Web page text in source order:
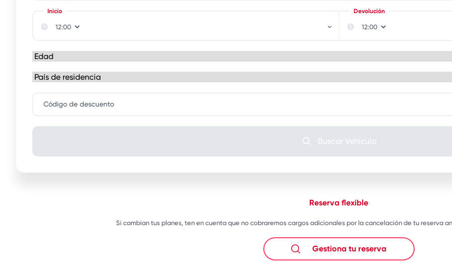
Inicio Devolución
Código de descuento
Buscar Vehículo
Reserva flexible
Si cambian tus planes, ten en cuenta que no cobraremos cargos adicionales por la cancelación de tu reserva
Gestiona tu reserva